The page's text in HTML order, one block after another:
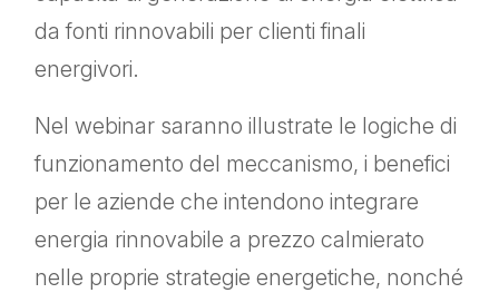
da fonti rinnovabili per clienti finali
energivori.
Nel webinar saranno illustrate le logiche di
funzionamento del meccanismo, i benefici
per le aziende che intendono integrare
energia rinnovabile a prezzo calmierato
nelle proprie strategie energetiche, nonché